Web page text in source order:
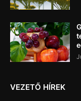
VEZETŐ HÍREK